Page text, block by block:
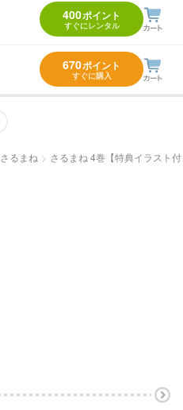
400ポイント
すぐにレンタル
670ポイント
すぐに購入
さるまね さるまね 4巻【特典イラスト